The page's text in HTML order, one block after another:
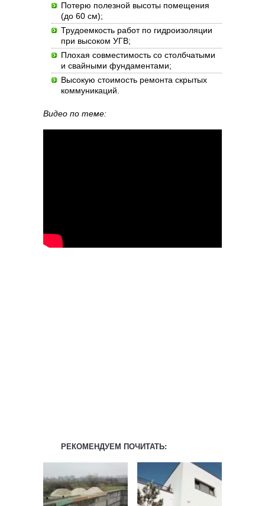
Потерю полезной высоты помещения
(до 60 см);
Трудоемкость работ по гидроизоляции
при высоком УГВ;
Плохая совместимость со столбчатыми
и свайными фундаментами;
Высокую стоимость ремонта скрытых
коммуникаций.
Видео по теме:
РЕКОМЕНДУЕМ ПОЧИТАТЬ: